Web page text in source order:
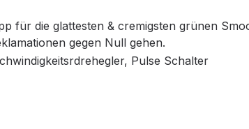
für die glattesten & cremigsten grünen
gegen Null gehen.
Pulse Schalter